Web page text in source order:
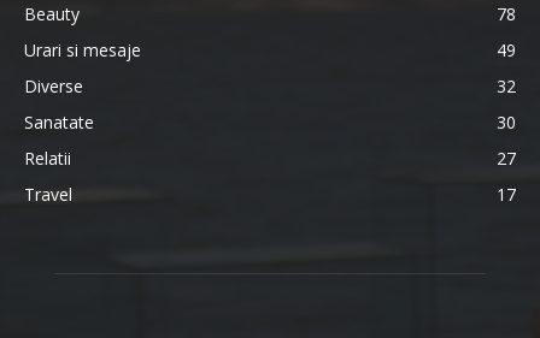
Beauty
78
Urari si mesaje
49
Diverse
32
Sanatate
30
Relatii
27
Travel
17